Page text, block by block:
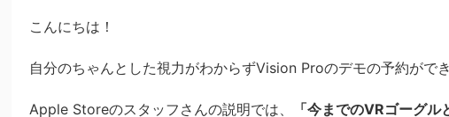
こんにちは！
自分のちゃんとした視力がわからずVision Proのデモの予約がで
Apple Storeのスタッフさんの説明では、 「今までのVRゴーグル